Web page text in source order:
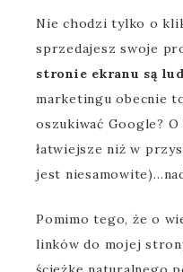
Nie chodzi tylko o
sprzedajesz swoje
stronie ekranu są
marketingu obecnie
oszukiwać Google?
łatwiejsze niż w
jest
Pomimo tego, że o
linków do mojej